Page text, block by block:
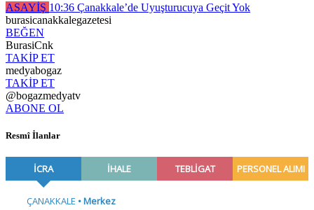
ASAYİŞ 10:36 Çanakkale’de Uyuşturucuya Geçit Yok
burasicanakkalegazetesi
BEĞEN
BurasiCnk
TAKİP ET
medyabogaz
TAKİP ET
@bogazmedyatv
ABONE OL
Resmî İlanlar